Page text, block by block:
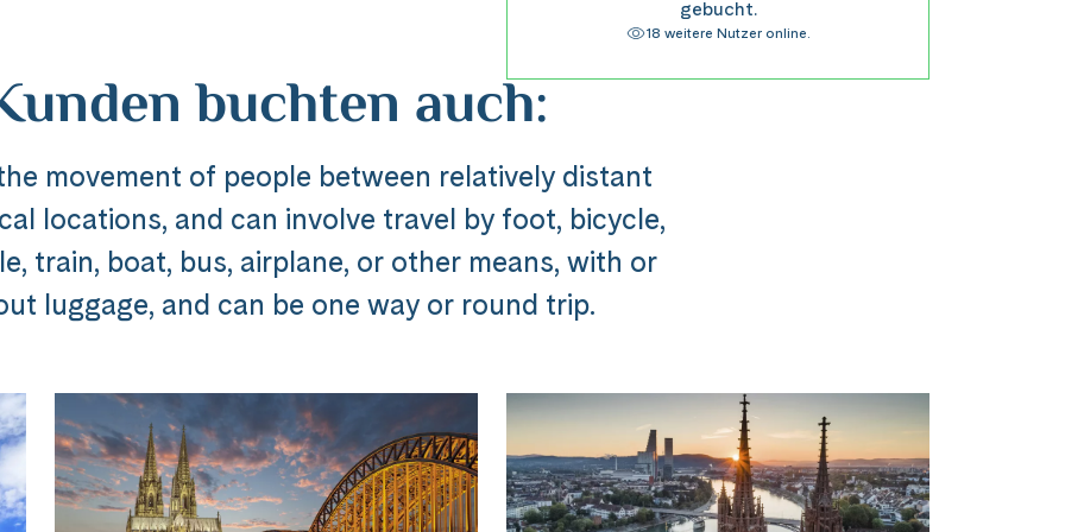
does not exist in object type Ausflug ###
Messenger
does not exist in
gebucht.
18 weitere Nutzer online.
buchten auch:
movement of people between relatively distant
locations, and can involve travel by foot, bicycle,
train, boat, bus, airplane, or other means, with or
luggage, and can be one way or round trip.